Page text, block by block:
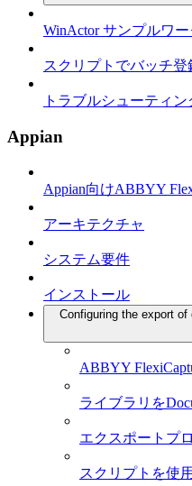
WinActor サンプルワ
スクリプトでバッチ
トラブルシューティン
Appian
Appian向けABBYY
アーキテクチャ
システム要件
インストール
Configuring the export
ABBYY
ライブラリを
エクスポートプ
スクリプトを使